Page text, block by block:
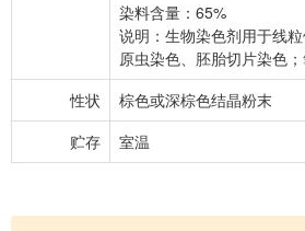
染料含量：65%
说明：生物染色剂用于线
原虫染色、胚胎切片染色；
性状
棕色或深棕色结晶粉末
贮存
室温